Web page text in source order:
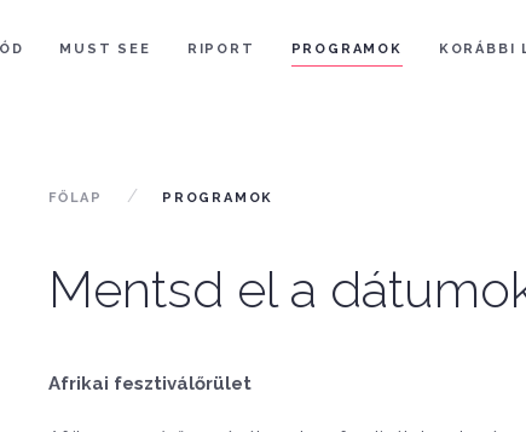
MUST SEE RIPORT PROGRAMOK KORÁBBI
FŐLAP PROGRAMOK
Mentsd el a
Afrikai fesztiválőrület